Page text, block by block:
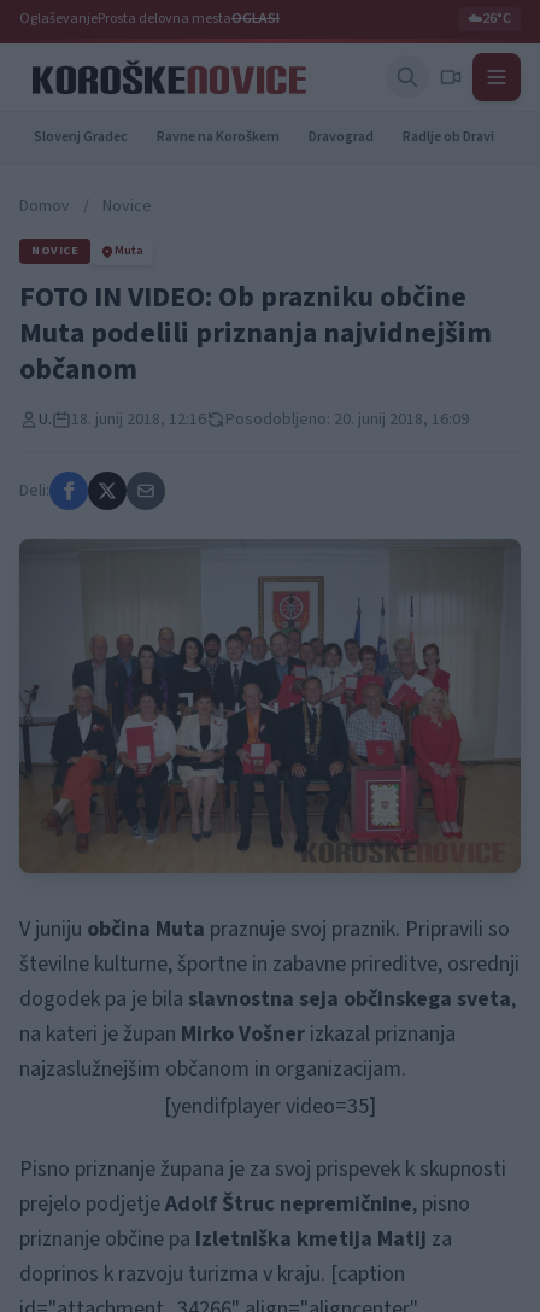
OglaševanjeProsta delovna mestaOGLASI ☁️26°C
Slovenj Gradec Ravne na Koroškem Dravograd Radlje ob Dravi
Domov / Novice
NOVICE Muta
FOTO IN VIDEO: Ob prazniku občine
Muta podelili priznanja najvidnejšim
občanom
U. 18. junij 2018, 12:16 Posodobljeno: 20. junij 2018, 16:09
Deli:
V juniju občina Muta praznuje svoj praznik. Pripravili so
številne kulturne, športne in zabavne prireditve, osrednji
dogodek pa je bila slavnostna seja občinskega sveta,
na kateri je župan Mirko Vošner izkazal priznanja
najzaslužnejšim občanom in organizacijam.
[yendifplayer video=35]
Pisno priznanje župana je za svoj prispevek k skupnosti
prejelo podjetjeAdolf Štruc nepremičnine, pisno
priznanje občine pa Izletniška kmetija Matij za
doprinos k razvoju turizma v kraju. [caption